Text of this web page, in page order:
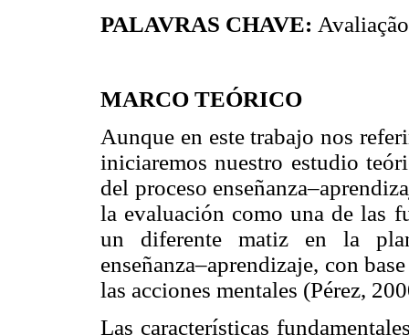
PALAVRAS CHAVE:
MARCO TEÓRICO
Aunque en este trabajo nos
iniciaremos nuestro estudio
del proceso
la evaluación como una de las
un diferente matiz en la
enseñanza–aprendizaje, con
las acciones mentales (Pérez,
Las características